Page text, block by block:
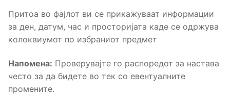
Притоа во фајлот ви се прикажуваат информации
за ден, датум, час и просторијата каде се одржува
колоквиумот по избраниот предмет
Напомена: Проверувајте го распоредот за настава
често за да бидете во тек со евентуалните
промените.